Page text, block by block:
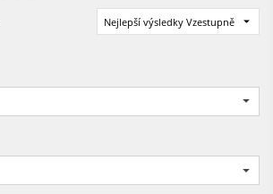
frézkou
centra
Nejlepší výsledky Vzestupně